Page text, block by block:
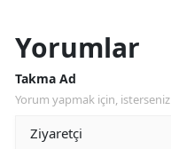
Yorumlar
Takma Ad
Yorum yapmak için, isterseniz